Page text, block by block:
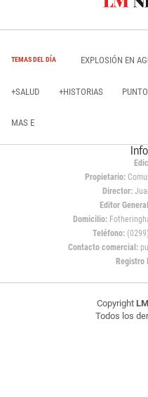
TEMAS DEL DÍA EXPLOSIÓN EN
+SALUD +HISTORIAS
MAS E
Propietario:
Director:
Editor
Domicilio:
Teléfono:
Contacto comercial:
Registro
Copyright
Todos los